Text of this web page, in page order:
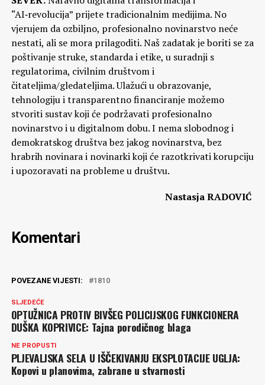
“AI‑revolucija” prijete tradicionalnim medijima. No
vjerujem da ozbiljno, profesionalno novinarstvo neće
nestati, ali se mora prilagoditi. Naš zadatak je boriti se za
poštivanje struke, standarda i etike, u suradnji s
regulatorima, civilnim društvom i
čitateljima/gledateljima. Ulažući u obrazovanje,
tehnologiju i transparentno financiranje možemo
stvoriti sustav koji će podržavati profesionalno
novinarstvo i u digitalnom dobu. I nema slobodnog i
demokratskog društva bez jakog novinarstva, bez
hrabrih novinara i novinarki koji će razotkrivati korupciju
i upozoravati na probleme u društvu.
Nastasja RADOVIĆ
Komentari
POVEZANE VIJESTI: 1810
SLJEDEĆE
OPTUŽNICA PROTIV BIVŠEG POLICIJSKOG FUNKCIONERA
DUŠKA KOPRIVICE: Tajna porodičnog blaga
NE PROPUSTI
PLJEVALJSKA SELA U IŠČEKIVANJU EKSPLOTACIJE UGLJA:
Kopovi u planovima, zabrane u stvarnosti